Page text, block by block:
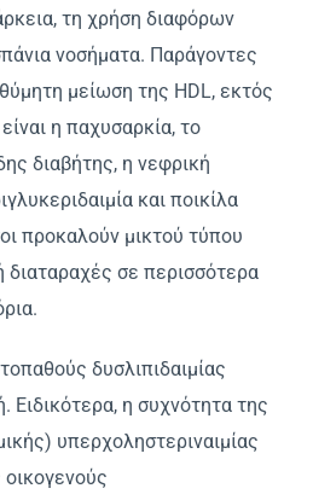
τη χρήση διαφόρων
νοσήματα. Παράγοντες
μείωση της HDL, εκτός
η παχυσαρκία, το
διαβήτης, η νεφρική
και ποικίλα
προκαλούν μικτού τύπου
διαταραχές σε περισσότερα
δυσλιπιδαιμίας
Eιδικότερα, η συχνότητα της
υπερχοληστεριναιμίας
οικογενούς